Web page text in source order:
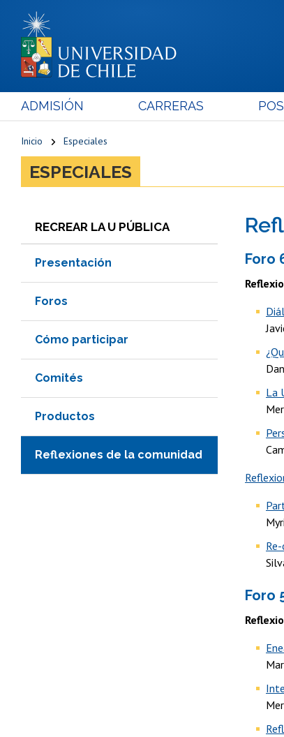
ADMISIÓN CARRERAS
Inicio Especiales
ESPECIALES
RECREAR LA U PÚBLICA
Presentación
Foros
Cómo participar
Comités
Productos
Reflexiones de la comunidad
Foro
La
Foro